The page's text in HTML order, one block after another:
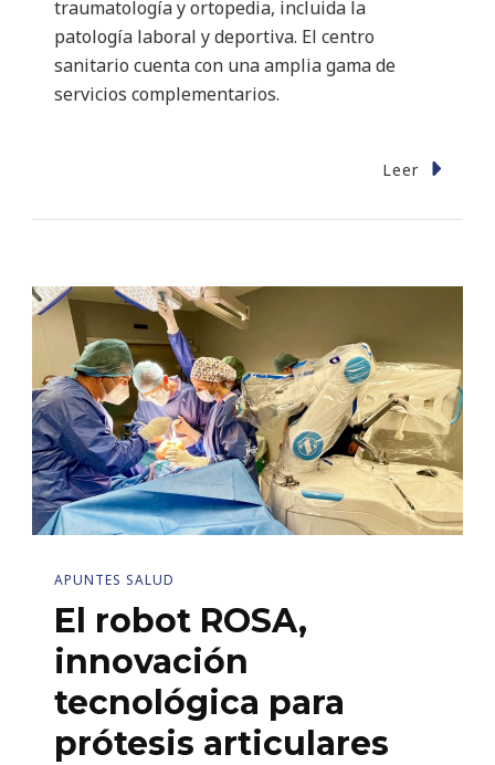
traumatología y ortopedia, incluida la
patología laboral y deportiva. El centro
sanitario cuenta con una amplia gama de
servicios complementarios.
Leer
APUNTES SALUD
El robot ROSA,
innovación
tecnológica para
prótesis articulares